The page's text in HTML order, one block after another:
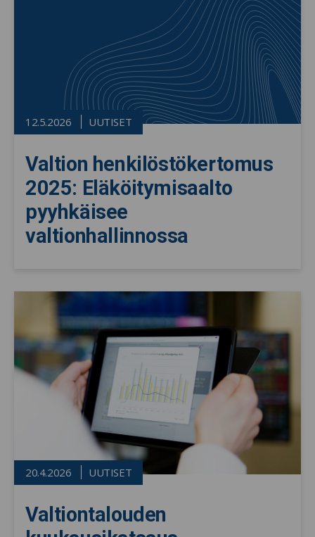
12.5.2026 UUTISET
Valtion henkilöstökertomus
2025: Eläköitymisaalto
pyyhkäisee
valtionhallinnossa
20.4.2026 UUTISET
Valtiontalouden